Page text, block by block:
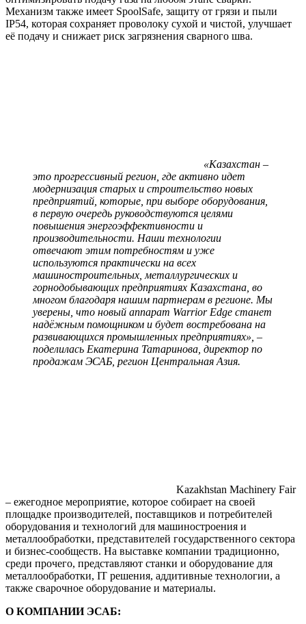
Механизм также имеет SpoolSafe, защиту от грязи и пыли
IP54, которая сохраняет проволоку сухой и чистой, улучшает
её подачу и снижает риск загрязнения сварного шва.
«Казахстан –
это прогрессивный регион, где активно идет
модернизация старых и строительство новых
предприятий, которые, при выборе оборудования,
в первую очередь руководствуются целями
повышения энергоэффективности и
производительности. Наши технологии
отвечают этим потребностям и уже
используются практически на всех
машиностроительных, металлургических и
горнодобывающих предприятиях Казахстана, во
многом благодаря нашим партнерам в регионе. Мы
уверены, что новый аппарат Warrior Edge станет
надёжным помощником и будет востребована на
развивающихся промышленных предприятиях», –
поделилась Екатерина Татаринова, директор по
продажам ЭСАБ, регион Центральная Азия.
Kazakhstan Machinery Fair
– ежегодное мероприятие, которое собирает на своей
площадке производителей, поставщиков и потребителей
оборудования и технологий для машиностроения и
металлообработки, представителей государственного сектора
и бизнес-сообществ. На выставке компании традиционно,
среди прочего, представляют станки и оборудование для
металлообработки, IT решения, аддитивные технологии, а
также сварочное оборудование и материалы.
О КОМПАНИИ ЭСАБ: